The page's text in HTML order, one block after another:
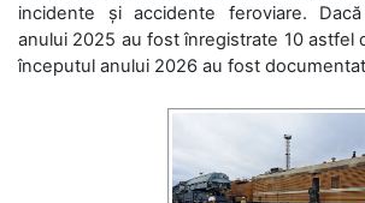
incidente și accidente feroviare.
anului 2025 au fost înregistrate 10 astfel
începutul anului 2026 au fost